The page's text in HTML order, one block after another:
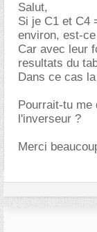
Salut,
Si je C1 et C4
environ, est-
Car avec leur
resultats du
Dans ce cas
Pourrait-tu me
l'inverseur ?
Merci